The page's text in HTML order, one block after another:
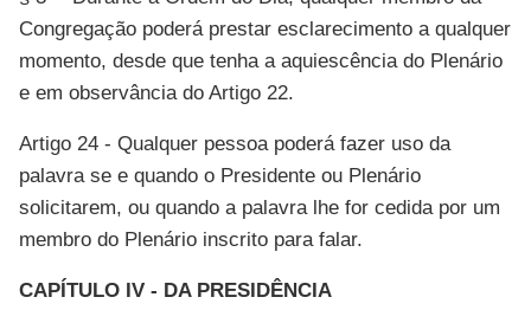
Congregação poderá prestar esclarecimento a qualquer
momento, desde que tenha a aquiescência do Plenário
e em observância do Artigo 22.
Artigo 24 - Qualquer pessoa poderá fazer uso da
palavra se e quando o Presidente ou Plenário
solicitarem, ou quando a palavra lhe for cedida por um
membro do Plenário inscrito para falar.
CAPÍTULO IV - DA PRESIDÊNCIA